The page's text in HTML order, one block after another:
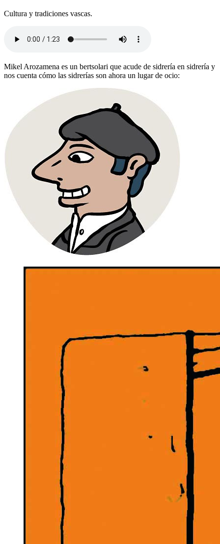
Cultura y tradiciones vascas.
Mikel Arozamena es un bertsolari que acude de sidrería en sidrería y
nos cuenta cómo las sidrerías son ahora un lugar de ocio: